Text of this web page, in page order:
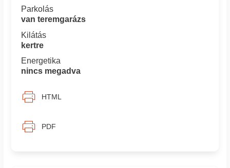
Parkolás
van teremgarázs
Kilátás
kertre
Energetika
nincs megadva
HTML
PDF